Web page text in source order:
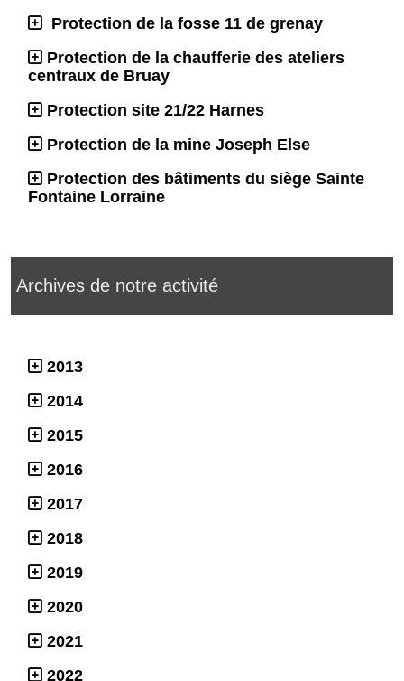
Protection de la fosse 11 de grenay
Protection de la chaufferie des ateliers
centraux de Bruay
Protection site 21/22 Harnes
Protection de la mine Joseph Else
Protection des bâtiments du siège Sainte
Fontaine Lorraine
Archives de notre activité
2013
2014
2015
2016
2017
2018
2019
2020
2021
2022